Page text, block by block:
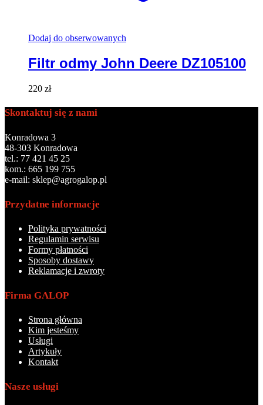
Dodaj do obserwowanych
Filtr odmy John Deere DZ105100
220 zł
Skontaktuj się z nami
Konradowa 3
48-303 Konradowa
tel.: 77 421 45 25
kom.: 665 199 755
e-mail: sklep@agrogalop.pl
Przydatne informacje
Polityka prywatności
Regulamin serwisu
Formy płatności
Sposoby dostawy
Reklamacje i zwroty
Firma GALOP
Strona główna
Kim jesteśmy
Usługi
Artykuły
Kontakt
Nasze usługi